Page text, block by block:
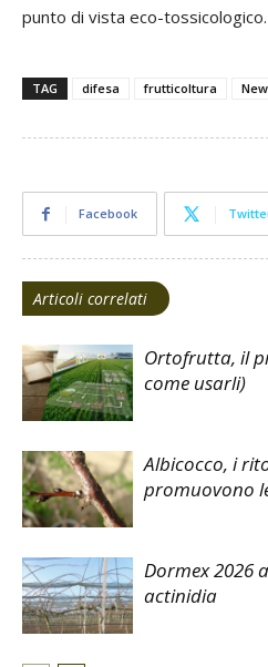
punto di vista eco-tossicologico.
TAG difesa frutticoltura
Facebook
Articoli correlati
Ortofrutta, il
come usarli)
Albicocco, i
promuovono
Dormex 2026
actinidia